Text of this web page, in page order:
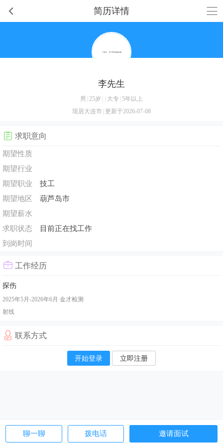
简历详情
聊一聊 拨电话 邀请面试
李先生
男 25岁 大专 5年以上
现居大连市 更新于2026-07-08
求职意向
期望性质
期望行业
期望职业
技工
期望地区
葫芦岛市
期望薪水
求职状态
目前正在找工作
到岗时间
工作经历
探伤
2025年5月-2026年6月 金才检测
射线
联系方式
开始登录 立即注册